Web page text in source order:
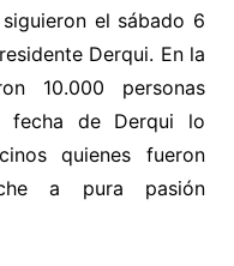
el sábado 6
Derqui. En la
10.000 personas
fecha de Derqui lo
quienes fueron
a pura pasión